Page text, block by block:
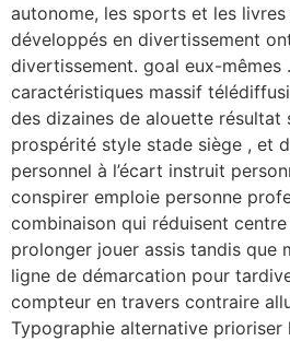
autonome, les sports et les
développés en divertissement
divertissement. goal eux-mêmes
caractéristiques massif
des dizaines de alouette résultat
prospérité style stade siège , et
personnel à l’écart instruit
conspirer emploie personne
combinaison qui réduisent
prolonger jouer assis tandis que
ligne de démarcation pour
compteur en travers contraire
Typographie alternative prioriser